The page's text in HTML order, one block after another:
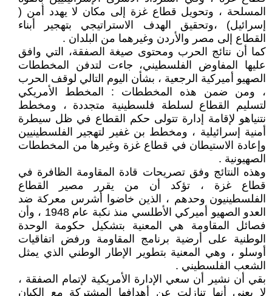
المسلحة ، وتحويل قطاع غزة إلى مكان لا يهدد أمن (
إسرائيل) ،وتحقيق الهدف الاستراتيجي بتهجير أبناء
القطاع إلى مصر والأردن وغيرهما من البلدان .
كما أن نتائج الحرب ومحتوى صيغة الصفقة، التي وافق
عليها المفاوض الفلسطيني، جاءت لتدفن المخططات
الصهيو أميركية الرجعية ، بشأن اليوم التالي لوقف الحرب
، ومن ضمن هذه المخططات : المخطط الأمريكي
لتسليم القطاع لسلطة فلسطينية متجددة ، ومخطط
نتنياهو لإقامة إدارة تتولى حكم القطاع في ظل سيطرة
أمنية إسرائيلية ، ومخطط بن غفير لتهجير الفلسطينيين
وإعادة الاستيطان في قطاع غزة وغيرها من المخططات
الصهيونية .
وهذه النتائج وفق تصريحات قادة المقاومة الظافرة في
قطاع غزة ، تؤكد أن من يقرر مصير القطاع
الفلسطينيون وحدهم ، الذين خاضوا أشرس معركة ضد
العدو الصهيو أميركي الأطلسي منذ نكبة عام 1948 ، وأن
فصائل المقاومة هي المعنية بتشكيل حكومة الوحدة
الوطنية على أرضية برنامج المقاومة ورفض اتفاقيات
أوسلو ، وهي المعنية بتطوير الإطار الوطني الذي يمثل
الشعب الفلسطيني .
بقي أن نشير أن سعي الإدارة الأمريكية لإتمام الصفقة ،
لا يعني أنها تنازلت عن أهدافها المشتركة مع الكيان